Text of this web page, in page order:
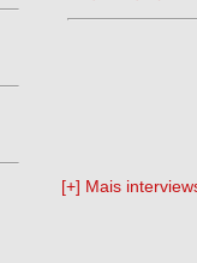
[+] Mais